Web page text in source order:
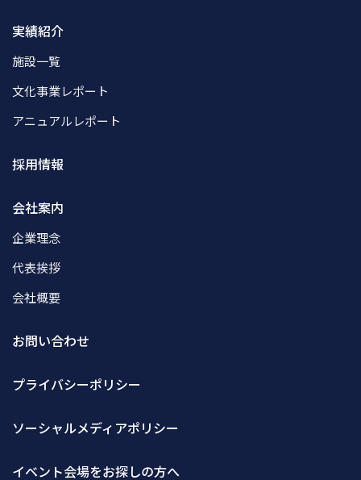
実績紹介
施設一覧
文化事業レポート
アニュアルレポート
採用情報
会社案内
企業理念
代表挨拶
会社概要
お問い合わせ
プライバシーポリシー
ソーシャルメディアポリシー
イベント会場をお探しの方へ